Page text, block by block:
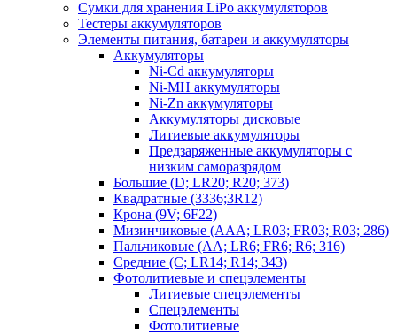
Сумки для хранения LiPo аккумуляторов
Тестеры аккумуляторов
Элементы питания, батареи и аккумуляторы
Аккумуляторы
Ni-Cd аккумуляторы
Ni-MH аккумуляторы
Ni-Zn аккумуляторы
Аккумуляторы дисковые
Литиевые аккумуляторы
Предзаряженные аккумуляторы с
низким саморазрядом
Большие (D; LR20; R20; 373)
Квадратные (3336;3R12)
Крона (9V; 6F22)
Мизинчиковые (AAA; LR03; FR03; R03; 286)
Пальчиковые (AA; LR6; FR6; R6; 316)
Средние (C; LR14; R14; 343)
Фотолитиевые и спецэлементы
Литиевые спецэлементы
Спецэлементы
Фотолитиевые